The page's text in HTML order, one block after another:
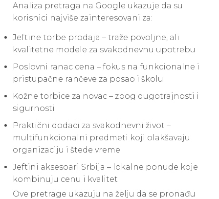
Analiza pretraga na Google ukazuje da su
korisnici najviše zainteresovani za:
Jeftine torbe prodaja – traže povoljne, ali
kvalitetne modele za svakodnevnu upotrebu
Poslovni ranac cena – fokus na funkcionalne i
pristupačne rančeve za posao i školu
Kožne torbice za novac – zbog dugotrajnosti i
sigurnosti
Praktični dodaci za svakodnevni život –
multifunkcionalni predmeti koji olakšavaju
organizaciju i štede vreme
Jeftini aksesoari Srbija – lokalne ponude koje
kombinuju cenu i kvalitet
Ove pretrage ukazuju na želju da se pronađu